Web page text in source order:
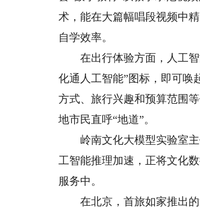
术，能在大篇幅唱段视频中
自学效率。
在出行体验方面，人工智
化通人工智能”图标，即可唤
方式、旅行兴趣和预算范围
地市民直呼“地道”。
岭南文化大模型实验室主
工智能推理加速，正将文化
服务中。
在北京，首旅如家推出的“